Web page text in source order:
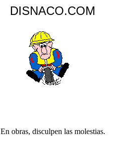
DISNACO.COM
En obras, disculpen las molestias.